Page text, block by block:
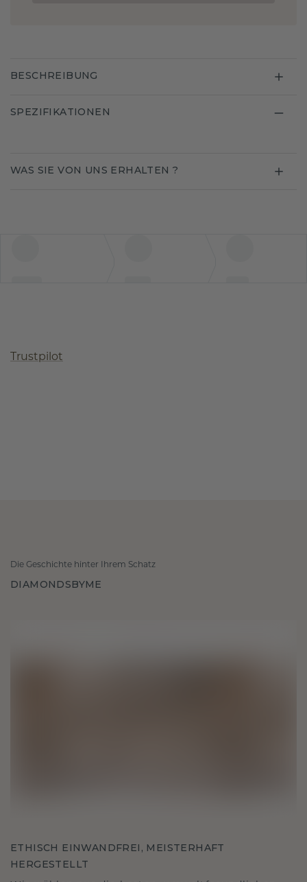
BESCHREIBUNG
SPEZIFIKATIONEN
WAS SIE VON UNS ERHALTEN ?
Trustpilot
Die Geschichte hinter Ihrem Schatz
DIAMONDSBYME
ETHISCH EINWANDFREI, MEISTERHAFT
HERGESTELLT